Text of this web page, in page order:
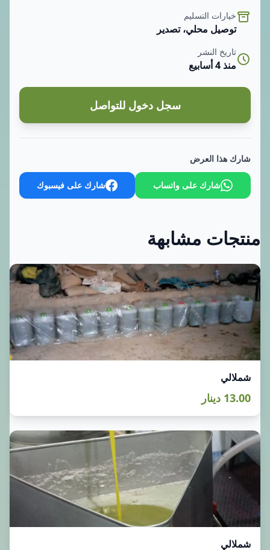
خيارات التسليم
توصيل محلي، تصدير
تاريخ النشر
منذ 4 أسابيع
سجل دخول للتواصل
شارك هذا العرض
شارك على واتساب شارك على فيسبوك
منتجات مشابهة
شملالي
13.00 دينار
شملالي